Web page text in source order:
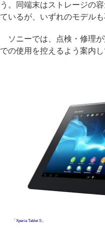
う。同端末はストレージの
ているが、いずれのモデルも
ソニーでは、点検・修理
での使用を控えるよう案内し
「Xperia Tablet S」